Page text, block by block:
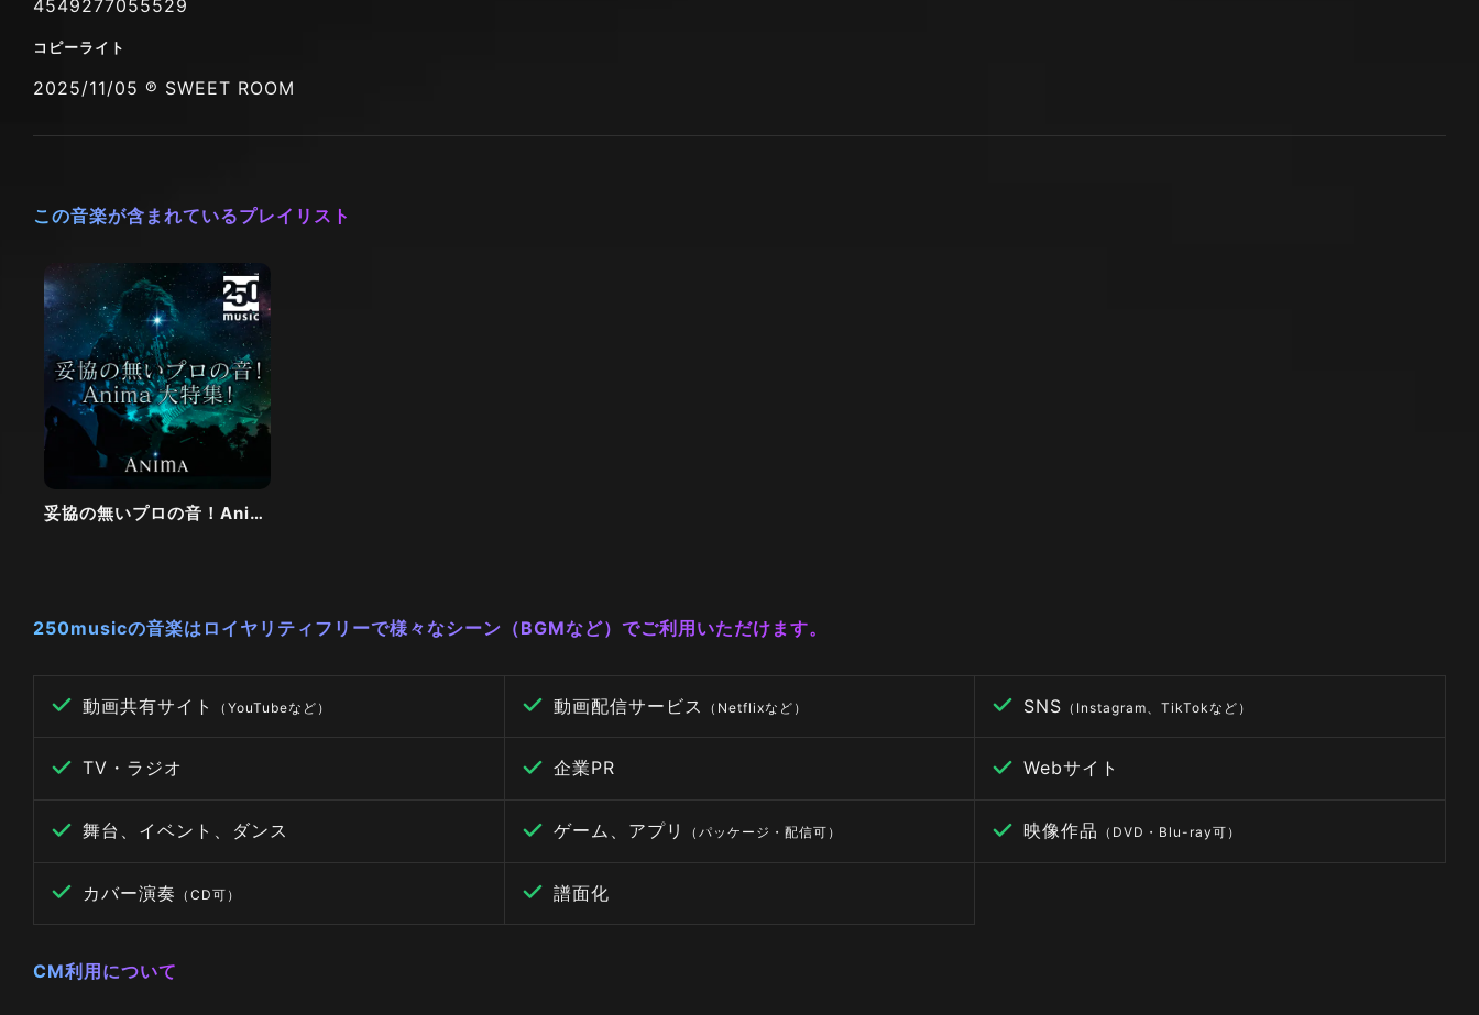
4549277055529
コピーライト
2025/11/05 ℗ SWEET ROOM
この音楽が含まれているプレイリスト
妥協の無いプロの音！Anima大特集！！
250musicの音楽はロイヤリティフリーで様々なシーン（BGMなど）でご利用いただけます。
動画共有サイト （YouTubeなど） 動画配信サービス （Netflixなど） SNS （Instagram、TikTokなど）
TV・ラジオ 企業PR Webサイト
舞台、イベント、ダンス ゲーム、アプリ （パッケージ・配信可） 映像作品 （DVD・Blu-ray可）
カバー演奏 （CD可） 譜面化
CM利用について